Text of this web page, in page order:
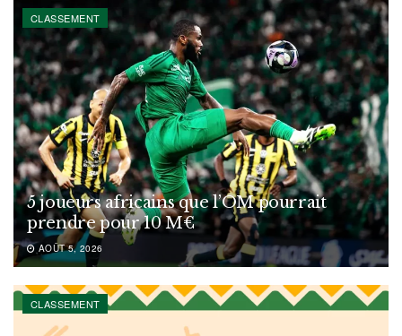
CLASSEMENT
5 joueurs africains que l’OM pourrait
prendre pour 10 M€
AOÛT 5, 2026
CLASSEMENT